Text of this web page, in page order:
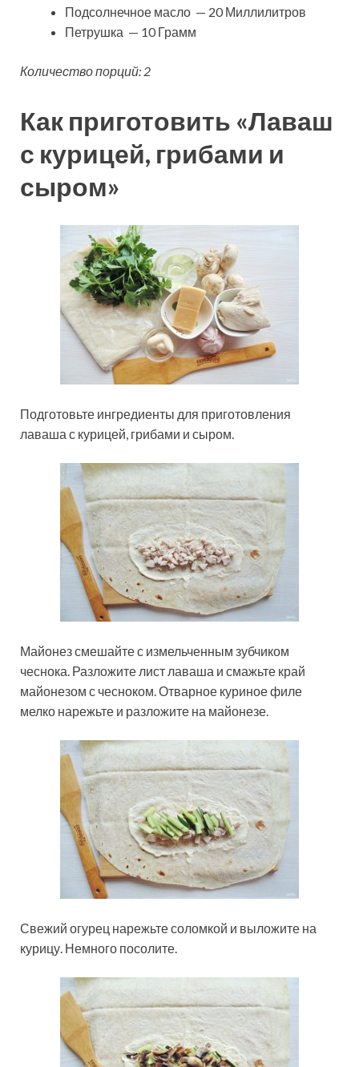
Подсолнечное масло — 20 Миллилитров
Петрушка — 10 Грамм
Количество порций: 2
Как приготовить «Лаваш
с курицей, грибами и
сыром»
Подготовьте ингредиенты для приготовления
лаваша с курицей, грибами и сыром.
Майонез смешайте с измельченным зубчиком
чеснока. Разложите лист лаваша и смажьте край
майонезом с чесноком. Отварное куриное филе
мелко нарежьте и разложите на майонезе.
Свежий огурец нарежьте соломкой и выложите на
курицу. Немного посолите.